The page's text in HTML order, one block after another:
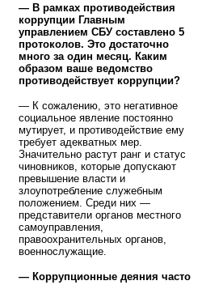
— В рамках противодействия
коррупции Главным
управлением СБУ составлено 5
протоколов. Это достаточно
много за один месяц. Каким
образом ваше ведомство
противодействует коррупции?
— К сожалению, это негативное
социальное явление постоянно
мутирует, и противодействие ему
требует адекватных мер.
Значительно растут ранг и статус
чиновников, которые допускают
превышение власти и
злоупотребление служебным
положением. Среди них —
представители органов местного
самоуправления,
правоохранительных органов,
военнослужащие.
— Коррупционные деяния часто